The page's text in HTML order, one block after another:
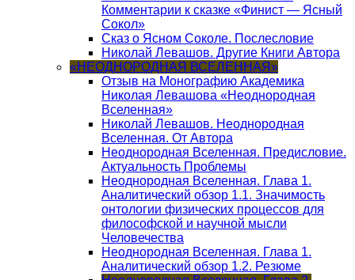
Комментарии к сказке «Финист — Ясный
Сокол»
Сказ о Ясном Соколе. Послесловие
Николай Левашов. Другие Книги Автора
«НЕОДНОРОДНАЯ ВСЕЛЕННАЯ»
Отзыв на Монографию Академика
Николая Левашова «Неоднородная
Вселенная»
Николай Левашов. Неоднородная
Вселенная. От Автора
Неоднородная Вселенная. Предисловие.
Актуальность Проблемы
Неоднородная Вселенная. Глава 1.
Аналитический обзор 1.1. Значимость
онтологии физических процессов для
философской и научной мысли
Человечества
Неоднородная Вселенная. Глава 1.
Аналитический обзор 1.2. Резюме